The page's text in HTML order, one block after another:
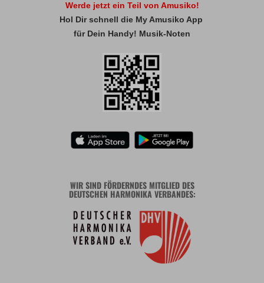
Werde jetzt ein Teil von Amusiko!
Hol Dir schnell die My Amusiko App
für Dein Handy! Musik-Noten
WIR SIND FÖRDERNDES MITGLIED DES
DEUTSCHEN HARMONIKA VERBANDES: